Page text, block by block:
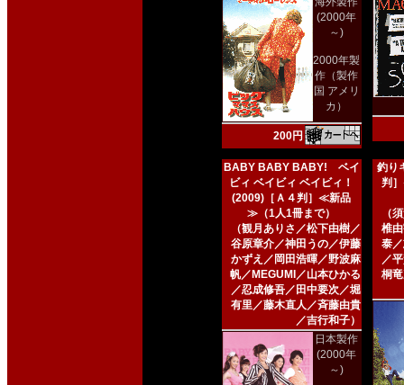
(2000年
～)
2000年製
作（製作
国 アメリ
カ）
200円
BABY BABY BABY! ベイ
ビィ ベイビィ ベイビィ！
(2009)［Ａ４判］≪新品
≫（1人1冊まで）
（観月ありさ／松下由樹／
谷原章介／神田うの／伊藤
かずえ／岡田浩暉／野波麻
帆／MEGUMI／山本ひかる
／忍成修吾／田中要次／堀
有里／藤木直人／斉藤由貴
／吉行和子）
日本製作
(2000年
～)
釣り
判
（
椎
泰
／
桐